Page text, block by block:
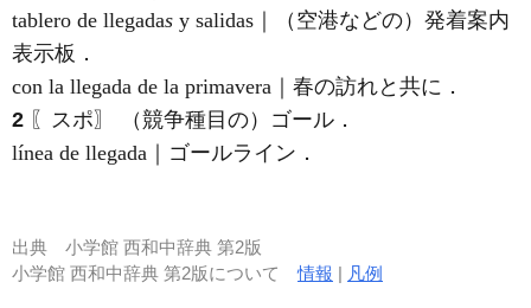
tablero de llegadas y salidas｜（空港などの）発着案内
表示板．
con la llegada de la primavera｜春の訪れと共に．
2 〖スポ〗 （競争種目の）ゴール．
línea de llegada｜ゴールライン．
出典 小学館 西和中辞典 第2版
小学館 西和中辞典 第2版について情報 | 凡例